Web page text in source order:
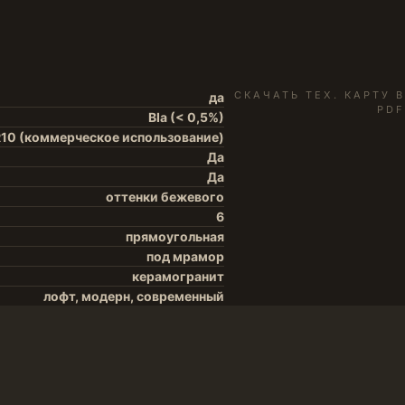
да
BIa (< 0,5%)
(коммерческое использование)
Да
Да
оттенки бежевого
6
прямоугольная
под мрамор
керамогранит
лофт, модерн, современный
СКАЧАТЬ ТЕХ. КАРТУ В
PDF